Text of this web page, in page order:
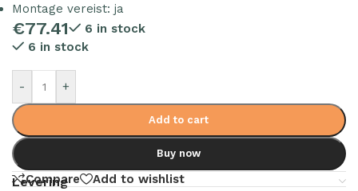
Montage vereist: ja
€77.41
6 in stock
6 in stock
- +
Add to cart
Buy now
Compare Add to wishlist
Levering